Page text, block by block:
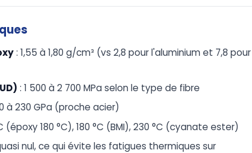
: 1,55 à 1,80 g/cm³ (vs 2,8 pour l'aluminium et 7,8 pour
: 1 500 à 2 700 MPa selon le type de fibre
à 230 GPa (proche acier)
(époxy 180 °C), 180 °C (BMI), 230 °C (cyanate ester)
nul, ce qui évite les fatigues thermiques sur